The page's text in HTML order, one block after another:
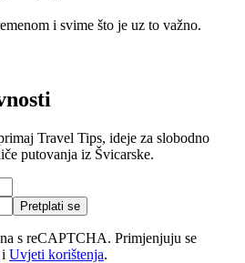
i svime što je uz to važno.
Travel Tips, ideje za slobodno
putovanja iz Švicarske.
Pretplati se
s reCAPTCHA. Primjenjuju se
i Uvjeti korištenja.